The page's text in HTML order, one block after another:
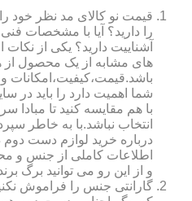
قیمت نو کالای مد نظر خود
را دارید؟ آیا با مشخصات
آشناییت دارید؟ یکی از
های مشابه از یک محصول
شما اهمیت دارد را باید در
با هم مقایسه کنید تا مبادا
انتخاب نباشد.با به خاطر
درباره خرید لوازم دست
اطلاعات کاملی از جنس و
و از این رو می توانید برگ
گارانتی جنس را فراموش